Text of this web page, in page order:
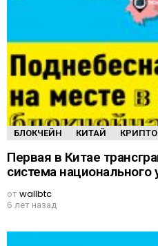
БЛОКЧЕЙН КИТАЙ
Первая в Китае
система национального
отwallbtc
6 лет назад